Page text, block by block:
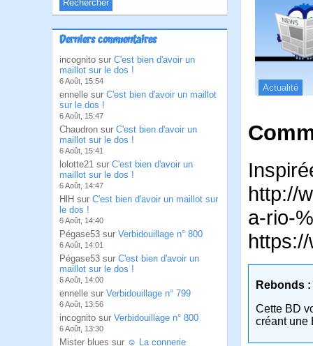
Derniers commentaires
incognito sur C'est bien d'avoir un
maillot sur le dos !
6 Août, 15:54
ennelle sur C'est bien d'avoir un maillot
sur le dos !
6 Août, 15:47
Chaudron sur C'est bien d'avoir un
maillot sur le dos !
6 Août, 15:41
lolotte21 sur C'est bien d'avoir un
maillot sur le dos !
6 Août, 14:47
HlH sur C'est bien d'avoir un maillot sur
le dos !
6 Août, 14:40
Pégase53 sur Verbidouillage n° 800
6 Août, 14:01
Pégase53 sur C'est bien d'avoir un
maillot sur le dos !
6 Août, 14:00
ennelle sur Verbidouillage n° 799
6 Août, 13:56
incognito sur Verbidouillage n° 800
6 Août, 13:30
Mister blues sur ☺ La connerie
Actualité
http://
a-rio-
Rebonds :
Cette BD
créant une